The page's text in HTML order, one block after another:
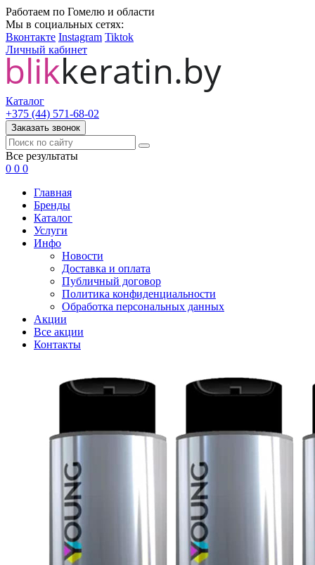
Работаем по Гомелю и области
Мы в социальных сетях:
Вконтакте Instagram Tiktok
Личный кабинет
Каталог
+375 (44) 571-68-02
Заказать звонок
Все результаты
0 0 0
Главная
Бренды
Каталог
Услуги
Инфо
Новости
Доставка и оплата
Публичный договор
Политика конфиденциальности
Обработка персональных данных
Акции
Все акции
Контакты